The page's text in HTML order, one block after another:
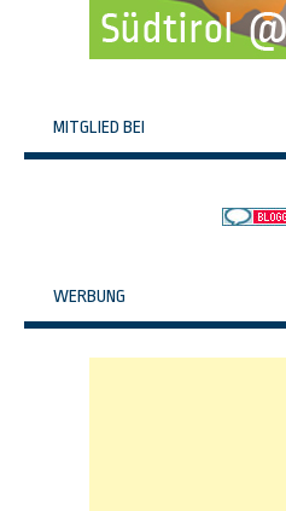
MITGLIED BEI
WERBUNG